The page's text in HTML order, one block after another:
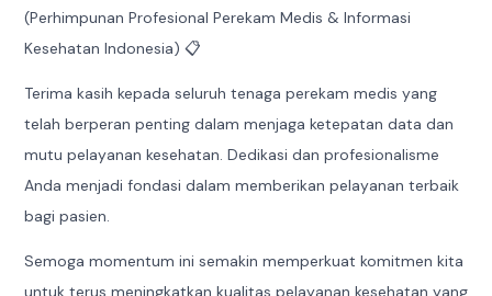
(Perhimpunan Profesional Perekam Medis & Informasi
Kesehatan Indonesia) 📋
Terima kasih kepada seluruh tenaga perekam medis yang
telah berperan penting dalam menjaga ketepatan data dan
mutu pelayanan kesehatan. Dedikasi dan profesionalisme
Anda menjadi fondasi dalam memberikan pelayanan terbaik
bagi pasien.
Semoga momentum ini semakin memperkuat komitmen kita
untuk terus meningkatkan kualitas pelayanan kesehatan yang